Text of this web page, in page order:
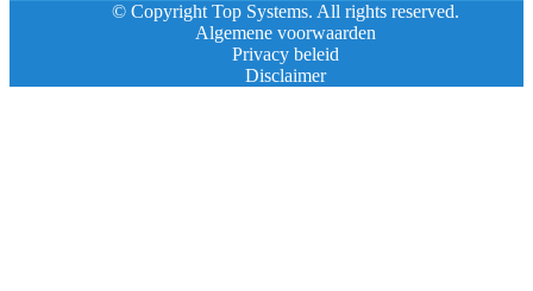
© Copyright Top Systems. All rights reserved.
Algemene voorwaarden
Privacy beleid
Disclaimer